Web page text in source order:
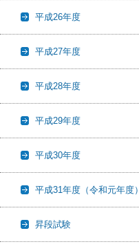
平成26年度
平成27年度
平成28年度
平成29年度
平成30年度
平成31年度（令和元年度）
昇段試験